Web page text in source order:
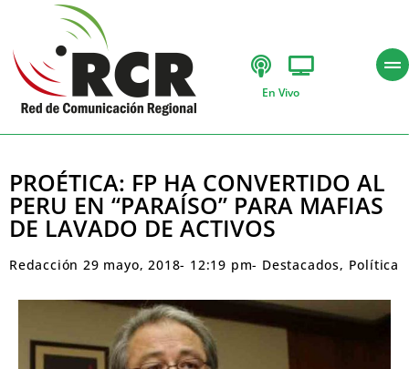
En Vivo
PROÉTICA: FP HA CONVERTIDO AL
PERU EN “PARAÍSO” PARA MAFIAS
DE LAVADO DE ACTIVOS
Redacción 29 mayo, 2018- 12:19 pm- Destacados, Política